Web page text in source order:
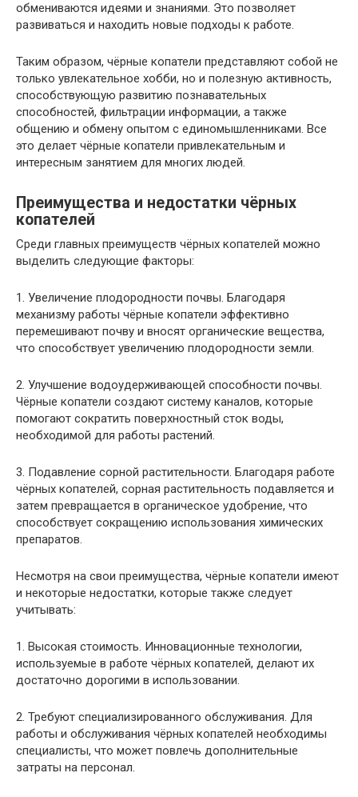
обмениваются идеями и знаниями. Это позволяет
развиваться и находить новые подходы к работе.
Таким образом, чёрные копатели представляют собой не
только увлекательное хобби, но и полезную активность,
способствующую развитию познавательных
способностей, фильтрации информации, а также
общению и обмену опытом с единомышленниками. Все
это делает чёрные копатели привлекательным и
интересным занятием для многих людей.
Преимущества и недостатки чёрных
копателей
Среди главных преимуществ чёрных копателей можно
выделить следующие факторы:
1. Увеличение плодородности почвы. Благодаря
механизму работы чёрные копатели эффективно
перемешивают почву и вносят органические вещества,
что способствует увеличению плодородности земли.
2. Улучшение водоудерживающей способности почвы.
Чёрные копатели создают систему каналов, которые
помогают сократить поверхностный сток воды,
необходимой для работы растений.
3. Подавление сорной растительности. Благодаря работе
чёрных копателей, сорная растительность подавляется и
затем превращается в органическое удобрение, что
способствует сокращению использования химических
препаратов.
Несмотря на свои преимущества, чёрные копатели имеют
и некоторые недостатки, которые также следует
учитывать:
1. Высокая стоимость. Инновационные технологии,
используемые в работе чёрных копателей, делают их
достаточно дорогими в использовании.
2. Требуют специализированного обслуживания. Для
работы и обслуживания чёрных копателей необходимы
специалисты, что может повлечь дополнительные
затраты на персонал.